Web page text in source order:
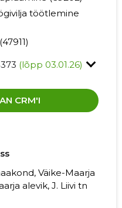
töötlemine
(lõpp 03.01.26)
CRM'I
Väike-Maarja
alevik, J. Liivi tn